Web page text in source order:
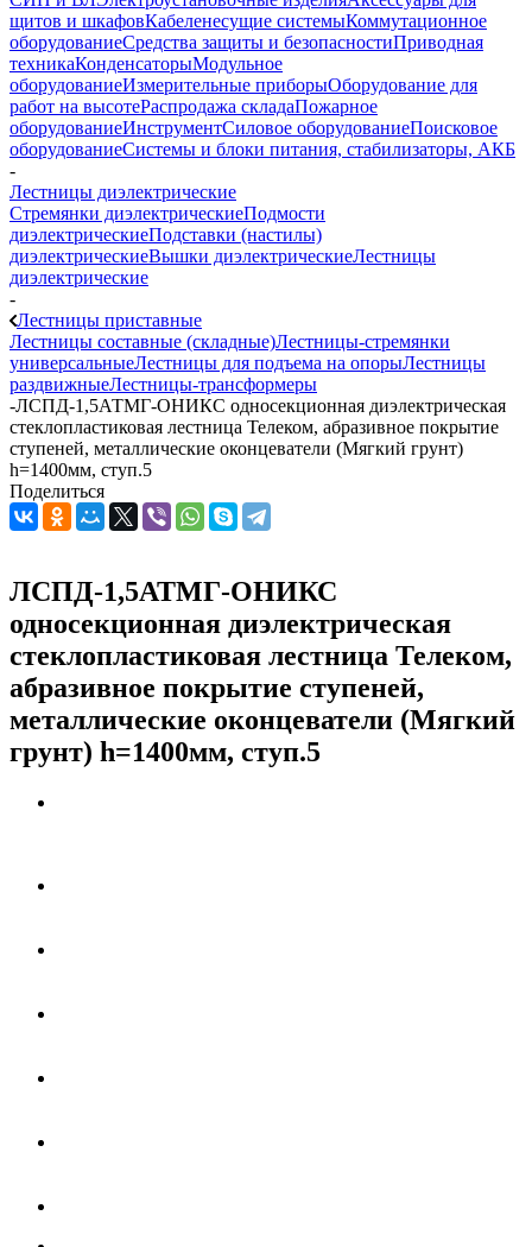
щитов и шкафовКабеленесущие системыКоммутационное
оборудованиеСредства защиты и безопасностиПриводная
техникаКонденсаторыМодульное
оборудованиеИзмерительные приборыОборудование для
работ на высотеРаспродажа складаПожарное
оборудованиеИнструментСиловое оборудованиеПоисковое
оборудованиеСистемы и блоки питания, стабилизаторы, АКБ
-
Лестницы диэлектрические
Стремянки диэлектрическиеПодмости
диэлектрическиеПодставки (настилы)
диэлектрическиеВышки диэлектрическиеЛестницы
диэлектрические
-
Лестницы приставные
Лестницы составные (складные)Лестницы-стремянки
универсальныеЛестницы для подъема на опорыЛестницы
раздвижныеЛестницы-трансформеры
-ЛСПД-1,5АТМГ-ОНИКС односекционная диэлектрическая
стеклопластиковая лестница Телеком, абразивное покрытие
ступеней, металлические оконцеватели (Мягкий грунт)
h=1400мм, ступ.5
Поделиться
ЛСПД-1,5АТМГ-ОНИКС
односекционная диэлектрическая
стеклопластиковая лестница Телеком,
абразивное покрытие ступеней,
металлические оконцеватели (Мягкий
грунт) h=1400мм, ступ.5